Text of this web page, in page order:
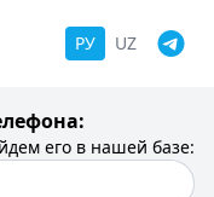
РУ UZ
его в нашей базе: